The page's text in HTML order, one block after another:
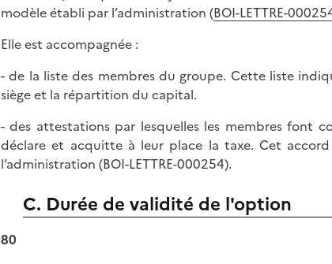
modèle établi par l’administration (BOI-LETTRE-
Elle est accompagnée :
- de la liste des membres du groupe. Cette liste
siège et la répartition du capital.
- des attestations par lesquelles les membres font
déclare et acquitte à leur place la taxe. Cet
l’administration (BOI-LETTRE-000254).
C. Durée de validité de l'option
80